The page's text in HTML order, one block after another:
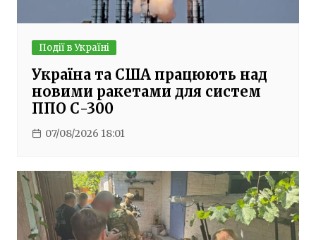
Події в Україні
Україна та США працюють над
новими ракетами для систем
ППО С-300
07/08/2026 18:01